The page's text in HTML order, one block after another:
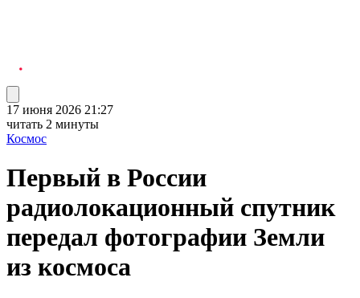
17 июня 2026 21:27
читать 2 минуты
Космос
Первый в России
радиолокационный спутник
передал фотографии Земли
из космоса